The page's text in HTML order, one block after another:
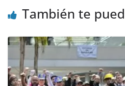
También te